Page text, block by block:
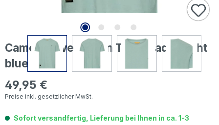
Camel active Herren T-Shirt aqua light
blue
Regulärer Preis:
49,95 €
Preise inkl. gesetzlicher MwSt.
Sofort versandfertig, Lieferung bei Ihnen in ca. 1-3